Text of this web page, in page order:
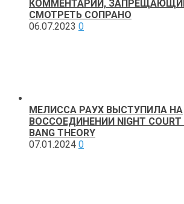
КОММЕНТАРИИ,
СМОТРЕТЬ СОПРАНО
06.07.2023 0
МЕЛИССА РАУХ ВЫСТУПИЛА НА
ВОССОЕДИНЕНИИ NIGHT COURT
BANG THEORY
07.01.2024 0